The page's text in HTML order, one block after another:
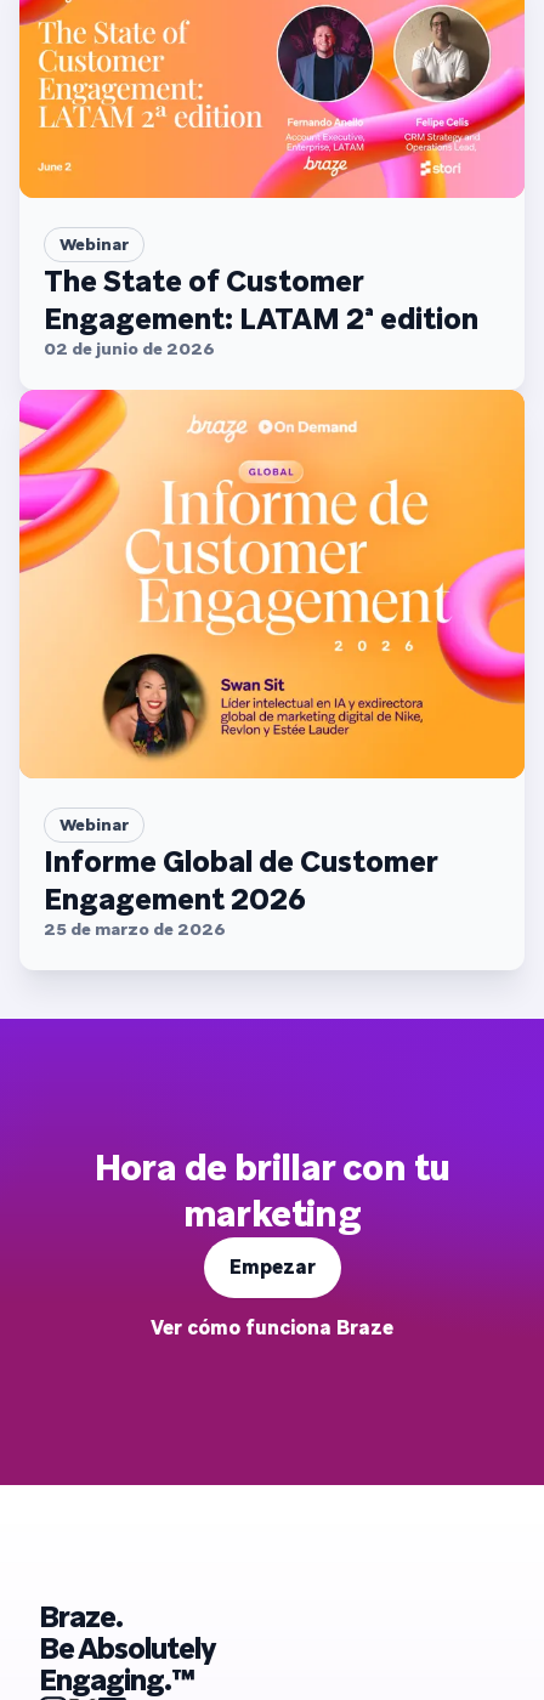
Webinar
The State of Customer
Engagement: LATAM 2ª edition
02 de junio de 2026
Webinar
Informe Global de Customer
Engagement 2026
25 de marzo de 2026
Hora de brillar con tu
marketing
Empezar
Ver cómo funciona Braze
Braze.
Be Absolutely
Engaging.™